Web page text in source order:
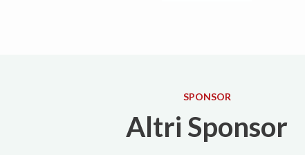
SPONSOR
Altri Sponsor